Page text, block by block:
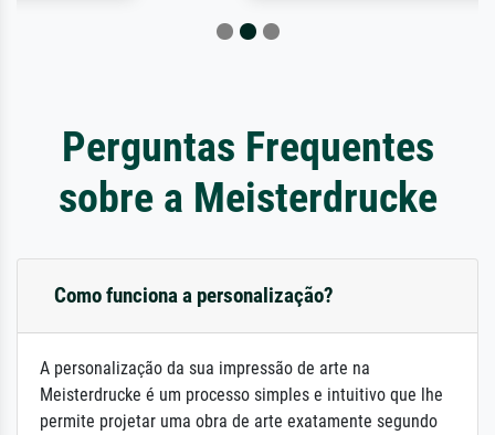
Perguntas Frequentes
sobre a Meisterdrucke
Como funciona a personalização?
A personalização da sua impressão de arte na
Meisterdrucke é um processo simples e intuitivo que lhe
permite projetar uma obra de arte exatamente segundo